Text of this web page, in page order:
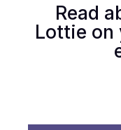
Read
Lottie on